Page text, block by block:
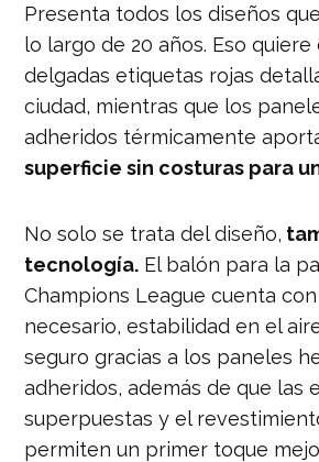
Presenta todos los diseños
lo largo de 20 años. Eso quiere
delgadas etiquetas rojas
ciudad, mientras que los
adheridos térmicamente
superficie sin costuras para
No solo se trata del diseño,
tecnología. El balón para la
Champions League cuenta
necesario, estabilidad en el
seguro gracias a los paneles
adheridos, además de que las
superpuestas y el
permiten un primer toque